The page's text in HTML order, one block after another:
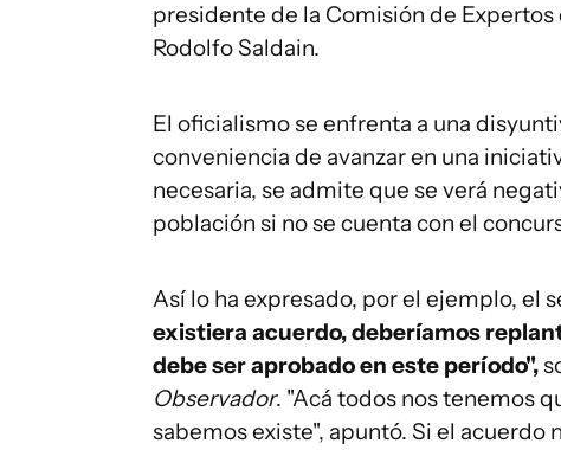
presidente de la Comisión de
Rodolfo Saldain.
El oficialismo se enfrenta a una
conveniencia de avanzar en una
necesaria, se admite que se verá
población si no se cuenta con el
Así lo ha expresado, por el ejemplo, el
existiera acuerdo, deberíamos
debe ser aprobado en este período",
Observador. "Acá todos nos tenemos
sabemos existe", apuntó. Si el acuerdo